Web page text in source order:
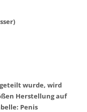
wurde, wird
Herstellung auf
Penis